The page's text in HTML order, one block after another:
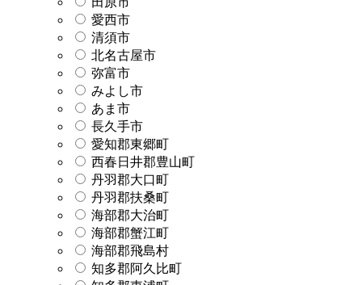
愛西市
清須市
北名古屋市
弥富市
みよし市
あま市
長久手市
愛知郡東郷町
西春日井郡豊山町
丹羽郡大口町
丹羽郡扶桑町
海部郡大治町
海部郡蟹江町
海部郡飛島村
知多郡阿久比町